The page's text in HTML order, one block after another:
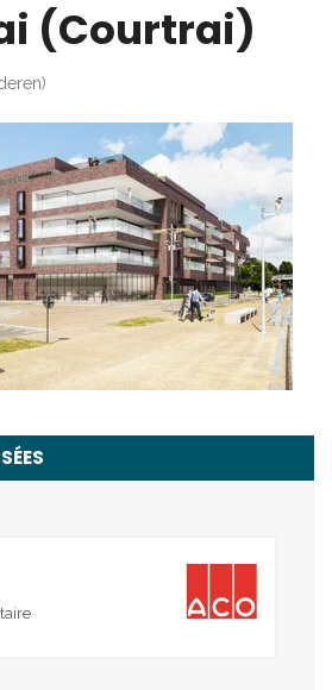
(Courtrai)